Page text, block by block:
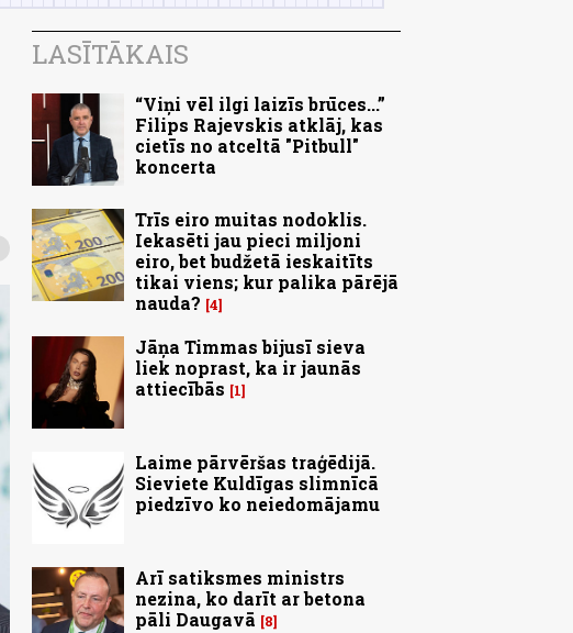
LASĪTĀKAIS
“Viņi vēl ilgi laizīs brūces...”
Filips Rajevskis atklāj, kas
cietīs no atceltā "Pitbull"
koncerta
Trīs eiro muitas nodoklis.
Iekasēti jau pieci miljoni
eiro, bet budžetā ieskaitīts
tikai viens; kur palika pārējā
nauda? 4
Jāņa Timmas bijusī sieva
liek noprast, ka ir jaunās
attiecībās
1
Laime pārvēršas traģēdijā.
Sieviete Kuldīgas slimnīcā
piedzīvo ko neiedomājamu
Arī satiksmes ministrs
nezina, ko darīt ar betona
pāli Daugavā
8